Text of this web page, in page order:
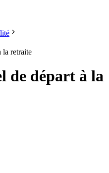
la retraite
de départ à la